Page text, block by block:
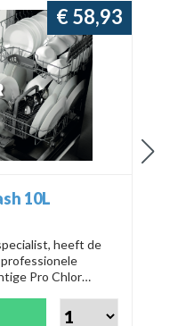
10L
heeft de
Pro Chlor
nieuw.
€ 58,93